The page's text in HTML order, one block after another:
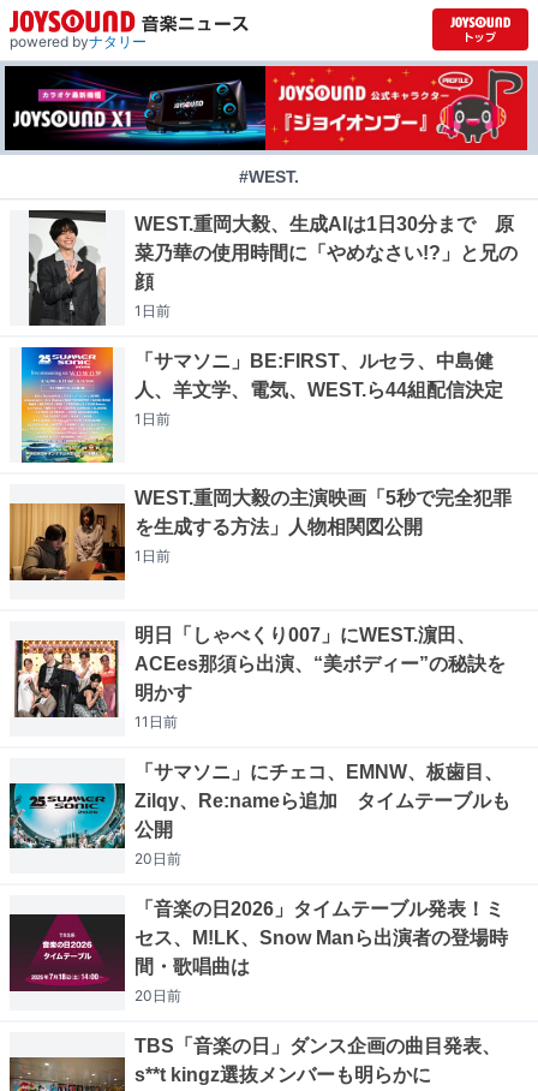
powered byナタリー
#WEST.
WEST.重岡大毅、生成AIは1日30分まで 原
菜乃華の使用時間に「やめなさい!?」と兄の
顔
1日前
「サマソニ」BE:FIRST、ルセラ、中島健
人、羊文学、電気、WEST.ら44組配信決定
1日前
WEST.重岡大毅の主演映画「5秒で完全犯罪
を生成する方法」人物相関図公開
1日前
明日「しゃべくり007」にWEST.濵田、
ACEes那須ら出演、“美ボディー”の秘訣を
明かす
11日前
「サマソニ」にチェコ、EMNW、板歯目、
Zilqy、Re:nameら追加 タイムテーブルも
公開
20日前
「音楽の日2026」タイムテーブル発表！ミ
セス、M!LK、Snow Manら出演者の登場時
間・歌唱曲は
20日前
TBS「音楽の日」ダンス企画の曲目発表、
s**t kingz選抜メンバーも明らかに